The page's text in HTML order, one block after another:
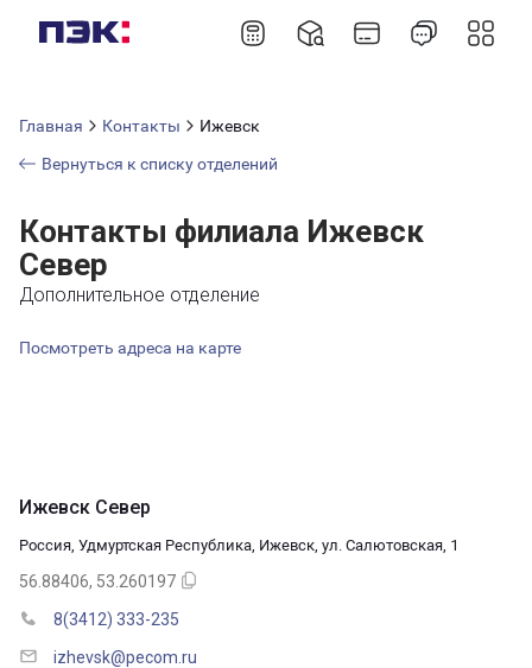
Главная Контакты
Ижевск
Вернуться к списку отделений
Контакты филиала Ижевск
Север
Дополнительное отделение
Посмотреть адреса на карте
Ижевск Север
Россия, Удмуртская Республика, Ижевск, ул. Салютовская, 1
56.88406, 53.260197
8(3412) 333-235
izhevsk@pecom.ru